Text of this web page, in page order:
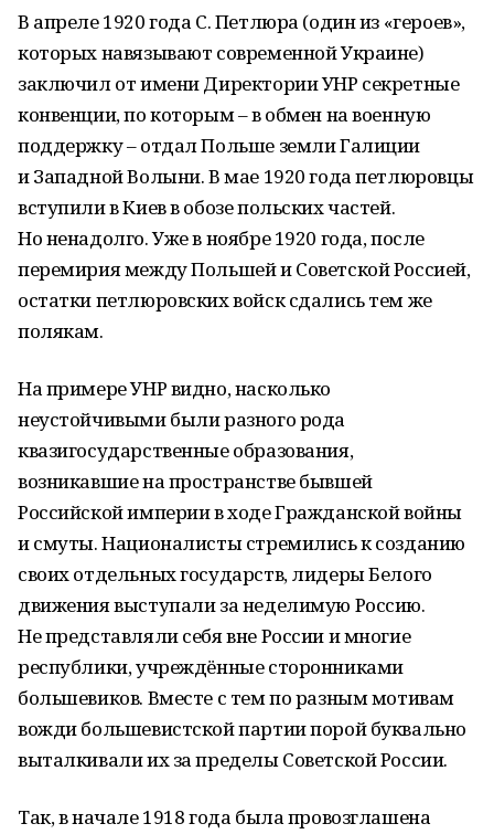
В апреле 1920 года С. Петлюра (один из «героев»,
которых навязывают современной Украине)
заключил от имени Директории УНР секретные
конвенции, по которым – в обмен на военную
поддержку – отдал Польше земли Галиции
и Западной Волыни. В мае 1920 года петлюровцы
вступили в Киев в обозе польских частей.
Но ненадолго. Уже в ноябре 1920 года, после
перемирия между Польшей и Советской Россией,
остатки петлюровских войск сдались тем же
полякам.
На примере УНР видно, насколько
неустойчивыми были разного рода
квазигосударственные образования,
возникавшие на пространстве бывшей
Российской империи в ходе Гражданской войны
и смуты. Националисты стремились к созданию
своих отдельных государств, лидеры Белого
движения выступали за неделимую Россию.
Не представляли себя вне России и многие
республики, учреждённые сторонниками
большевиков. Вместе с тем по разным мотивам
вожди большевистской партии порой буквально
выталкивали их за пределы Советской России.
Так, в начале 1918 года была провозглашена